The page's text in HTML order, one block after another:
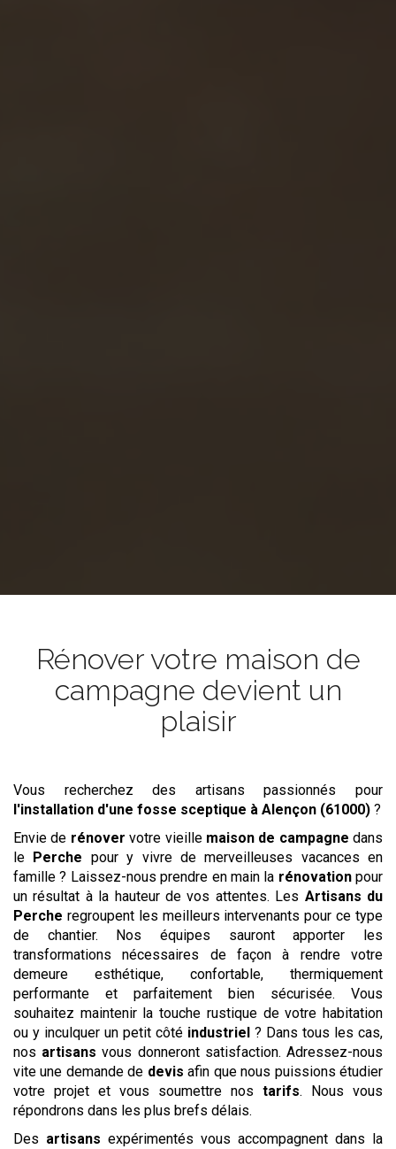
Rénover votre maison de
campagne devient un
plaisir
Vous recherchez des artisans passionnés pour
l'installation d'une fosse sceptique à Alençon (61000) ?
Envie de rénover votre vieille maison de campagne dans
le
Perche pour y vivre de merveilleuses vacances en
famille ? Laissez-nous prendre en main la rénovationpour
un résultat à la hauteur de vos attentes. Les Artisans du
Perche regroupent les meilleurs intervenants pour ce type
de chantier. Nos équipes sauront apporter les
transformations nécessaires de façon à rendre votre
demeure esthétique, confortable, thermiquement
performante et parfaitement bien sécurisée. Vous
souhaitez maintenir la touche rustique de votre habitation
ou y inculquer un petit côté industriel ? Dans tous les cas,
nos artisans vous donneront satisfaction. Adressez-nous
vite une demande de devis afin que nous puissions étudier
votre projet et vous soumettre nos tarifs. Nous vous
répondrons dans les plus brefs délais.
Des artisans expérimentés vous accompagnent dans la